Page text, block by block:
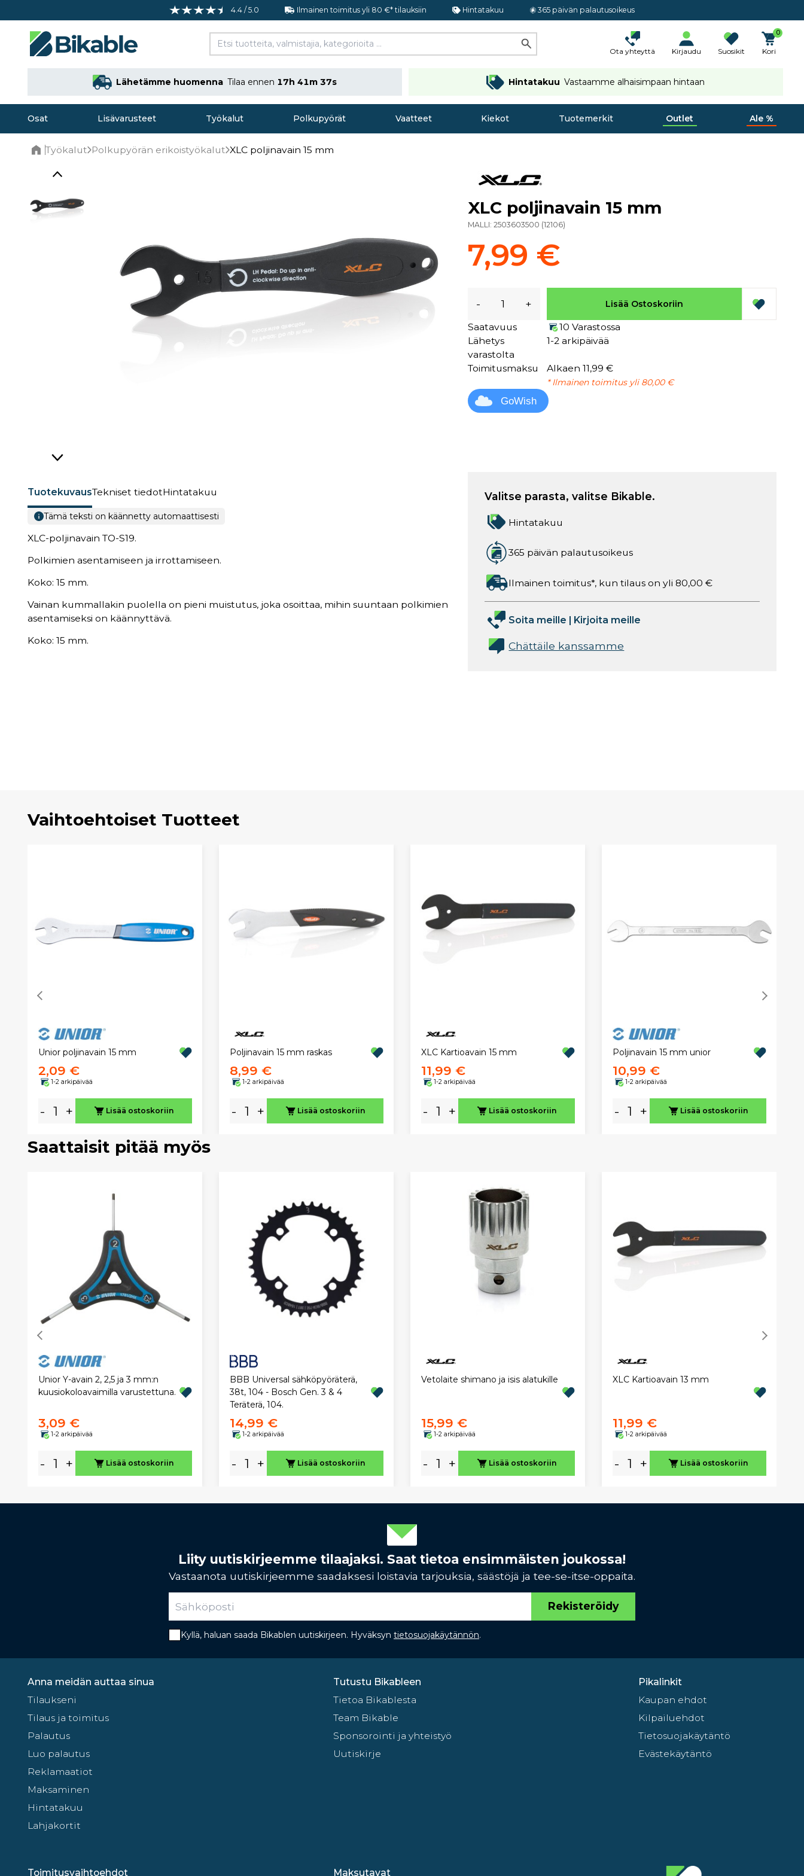
4.4 / 5.0 Ilmainen toimitus yli 80 €* tilauksiin Hintatakuu 365 päivän palautusoikeus
Ota yhteyttä Kirjaudu Suosikit
0
Kori
Lähetämme huomenna Tilaa ennen 17h 41m 36s Hintatakuu Vastaamme alhaisimpaan hintaan
Osat Lisävarusteet Työkalut Polkupyörät Vaatteet Kiekot Tuotemerkit Outlet Ale %
Työkalut Polkupyörän erikoistyökalut XLC poljinavain 15 mm
TuotekuvausTekniset tiedotHintatakuu
Tämä teksti on käännetty automaattisesti
XLC-poljinavain TO-S19.
Polkimien asentamiseen ja irrottamiseen.
Koko: 15 mm.
Vainan kummallakin puolella on pieni muistutus, joka osoittaa, mihin suuntaan polkimien
asentamiseksi on käännyttävä.
Koko: 15 mm.
XLC poljinavain 15 mm
MALLI:2503603500 (12106)
7,99 €
- + Lisää Ostoskoriin
Saatavuus
10 Varastossa
Lähetys
varastolta
1-2 arkipäivää
Toimitusmaksu Alkaen 11,99 €
* Ilmainen toimitus yli 80,00 €
GoWish
Valitse parasta, valitse Bikable.
Hintatakuu
365 päivän palautusoikeus
Ilmainen toimitus*, kun tilaus on yli 80,00 €
Soita meille | Kirjoita meille
Chättäile kanssamme
Vaihtoehtoiset Tuotteet
Unior poljinavain 15 mm
2,09 €
1-2 arkipäivää
- + Lisää ostoskoriin
Poljinavain 15 mm raskas
8,99 €
1-2 arkipäivää
- + Lisää ostoskoriin
XLC Kartioavain 15 mm
11,99 €
1-2 arkipäivää
- + Lisää ostoskoriin
Poljinavain 15 mm unior
10,99 €
1-2 arkipäivää
- + Lisää ostoskoriin
Saattaisit pitää myös
Unior Y-avain 2, 2,5 ja 3 mm:n
kuusiokoloavaimilla varustettuna.
3,09 €
1-2 arkipäivää
- + Lisää ostoskoriin
BBB Universal sähköpyöräterä,
38t, 104 - Bosch Gen. 3 & 4
Teräterä, 104.
14,99 €
1-2 arkipäivää
- + Lisää ostoskoriin
Vetolaite shimano ja isis alatukille
15,99 €
1-2 arkipäivää
- + Lisää ostoskoriin
XLC Kartioavain 13 mm
11,99 €
1-2 arkipäivää
- + Lisää ostoskoriin
Liity uutiskirjeemme tilaajaksi. Saat tietoa ensimmäisten joukossa!
Vastaanota uutiskirjeemme saadaksesi loistavia tarjouksia, säästöjä ja tee-se-itse-oppaita.
Rekisteröidy
Kyllä, haluan saada Bikablen uutiskirjeen. Hyväksyn tietosuojakäytännön.
Anna meidän auttaa sinua
Tilaukseni
Tilaus ja toimitus
Palautus
Luo palautus
Reklamaatiot
Maksaminen
Hintatakuu
Lahjakortit
Tutustu Bikableen
Tietoa Bikablesta
Team Bikable
Sponsorointi ja yhteistyö
Uutiskirje
Pikalinkit
Kaupan ehdot
Kilpailuehdot
Tietosuojakäytäntö
Evästekäytäntö
Toimitusvaihtoehdot Maksutavat